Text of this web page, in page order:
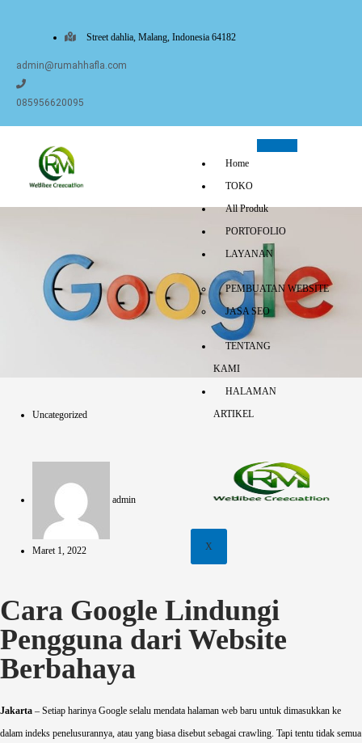
Street dahlia, Malang, Indonesia 64182
admin@rumahhafla.com
085956620095
Home
TOKO
All Produk
PORTOFOLIO
LAYANAN
PEMBUATAN WEBSITE
JASA SEO
TENTANG
KAMI
HALAMAN
ARTIKEL
X
Uncategorized
admin
Maret 1, 2022
Cara Google Lindungi
Pengguna dari Website
Berbahaya
Jakarta – Setiap harinya Google selalu mendata halaman web baru untuk dimasukkan ke
dalam indeks penelusurannya, atau yang biasa disebut sebagai crawling. Tapi tentu tidak semua